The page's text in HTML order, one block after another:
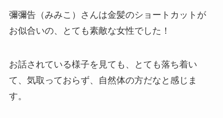
彌彌告（みみこ）さんは金髪のショートカットが
お似合いの、とても素敵な女性でした！
お話されている様子を見ても、とても落ち着い
て、気取っておらず、自然体の方だなと感じま
す。